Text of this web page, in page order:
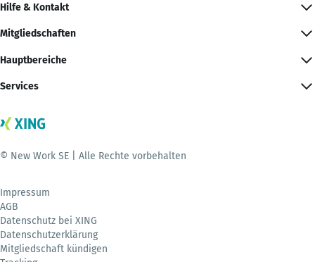
Hilfe & Kontakt
Mitgliedschaften
Hauptbereiche
Services
© New Work SE | Alle Rechte vorbehalten
Impressum
AGB
Datenschutz bei XING
Datenschutzerklärung
Mitgliedschaft kündigen